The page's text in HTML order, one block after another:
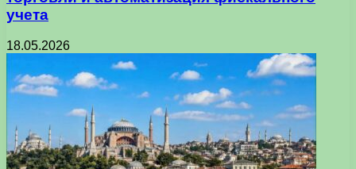
учета
18.05.2026